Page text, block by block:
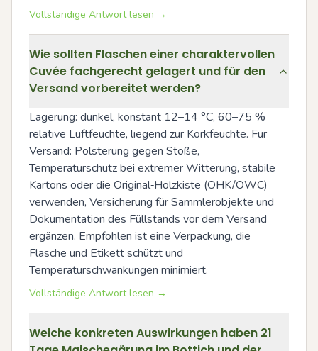
Vollständige Antwort lesen →
Wie sollten Flaschen einer charaktervollen
Cuvée fachgerecht gelagert und für den
Versand vorbereitet werden?
Lagerung: dunkel, konstant 12–14 °C, 60–75 %
relative Luftfeuchte, liegend zur Korkfeuchte. Für
Versand: Polsterung gegen Stöße,
Temperaturschutz bei extremer Witterung, stabile
Kartons oder die Original‑Holzkiste (OHK/OWC)
verwenden, Versicherung für Sammlerobjekte und
Dokumentation des Füllstands vor dem Versand
ergänzen. Empfohlen ist eine Verpackung, die
Flasche und Etikett schützt und
Temperaturschwankungen minimiert.
Vollständige Antwort lesen →
Welche konkreten Auswirkungen haben 21